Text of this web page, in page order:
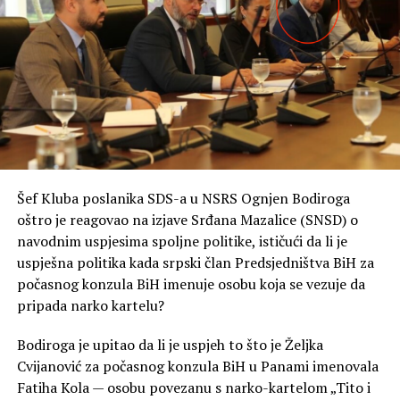
„Njihov je posao da urade i za PDV i za akcize i neće ni
jedno, ni drugo, nego će reći to sve treba grad. Ako sve
treba grad, pa nek se ukinu onda njihove fotelje i nek se
njihovi budžeti prebace ovdje, pa će vidjeti kako se radi.
Moja najjasnija poruka građanima je da će onog trenutka
kada mi budemo ti koji vode zajedničke institucije, PDV
će biti ukinut u jednom danu i akcize će biti smanjene.
Gdje su sve te pare od akciza, ja ih ne vidim kroz puteve i
autoputeve“, kaže Stanivuković.
Vraćanje novca od akciza građanima od strane lokalnih
zajednica je neustavno, nelogično i nešto na što niko
dobronamjeran ne bi pozvao, smatra načelnik Istočne
Ilidže Marinko Božović.
„Oni su naučili da lokalne zajednice učine zavisnim, a da
im onda na kašičicu daju neka sredstva. Sada bi da i ono
što po trenutnim zakonima, koji su takođe loši, po
Šef Kluba poslanika SDS-a u NSRS Ognjen Bodiroga
oštro je reagovao na izjave Srđana Mazalice (SNSD) o
navodnim uspjesima spoljne politike, ističući da li je
uspješna politika kada srpski član Predsjedništva BiH za
počasnog konzula BiH imenuje osobu koja se vezuje da
pripada narko kartelu?
Bodiroga je upitao da li je uspjeh to što je Željka
Cvijanović za počasnog konzula BiH u Panami imenovala
Fatiha Kola — osobu povezanu s narko-kartelom „Tito i